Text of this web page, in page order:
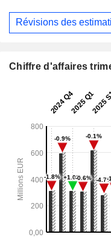
Révisions des
Chiffre d'affaires